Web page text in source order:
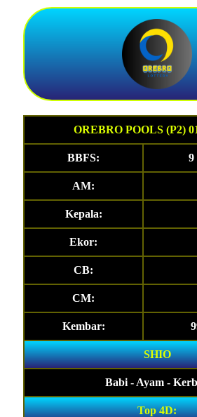
OREBRO POOLS (P2)
BBFS: 9
AM:
Kepala:
Ekor:
CB:
CM:
Kembar:
SHIO
Babi - Ayam -
Top 4D: